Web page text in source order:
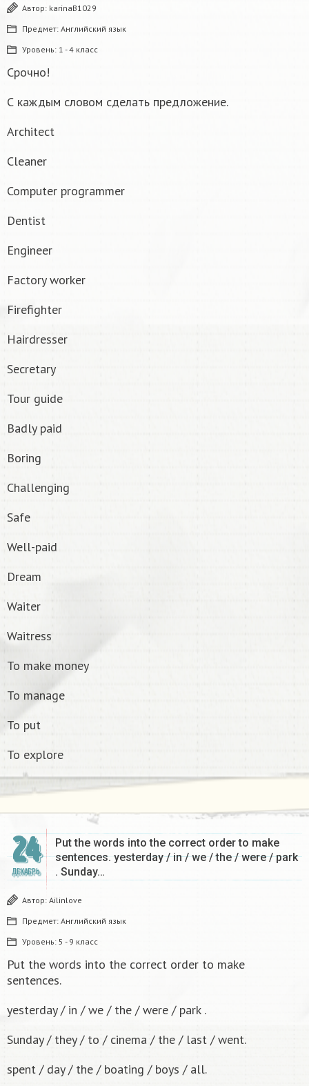
Автор: karinaB1029
Предмет: Английский язык
Уровень: 1 - 4 класс
Срочно!
С каждым словом сделать предложение.
Architect
Cleaner
Computer programmer
Dentist
Engineer
Factory worker
Firefighter
Hairdresser
Secretary
Tour guide
Badly paid
Boring
Challenging
Safe
Well-paid
Dream
Waiter
Waitress
To make money
To manage
To put
To explore
24
ДЕКАБРЬ
Put the words into the correct order to make
sentences. yesterday / in / we / the / were / park
. Sunday…
Автор: Ailinlove
Предмет: Английский язык
Уровень: 5 - 9 класс
Put the words into the correct order to make
sentences.
yesterday / in / we / the / were / park .
Sunday / they / to / cinema / the / last / went.
spent / day / the / boating / boys / all.